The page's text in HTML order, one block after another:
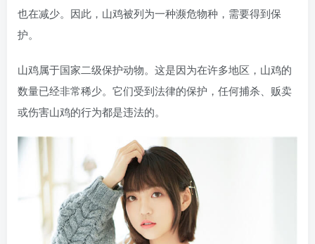
也在减少。因此，山鸡被列为一种濒危物种，需要得到保
护。
山鸡属于国家二级保护动物。这是因为在许多地区，山鸡的
数量已经非常稀少。它们受到法律的保护，任何捕杀、贩卖
或伤害山鸡的行为都是违法的。